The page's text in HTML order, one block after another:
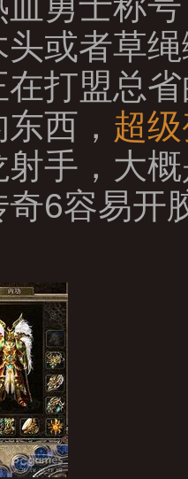
或者草
打盟总
西， 超
手，大
奇6容易开